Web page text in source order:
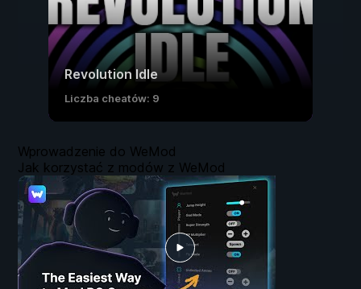
Revolution Idle
Liczba cheatów: 9
Wprowadzenie do WeMod
Jak korzystać z modów z WeMod